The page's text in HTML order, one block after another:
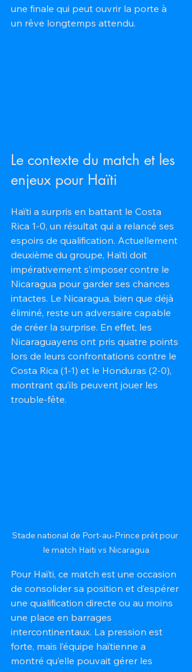
une finale qui peut ouvrir la porte à
un rêve longtemps attendu.
Le contexte du match et les
enjeux pour Haïti
Haïti a surpris en battant le Costa
Rica 1-0, un résultat qui a relancé ses
espoirs de qualification. Actuellement
deuxième du groupe, Haïti doit
impérativement s’imposer contre le
Nicaragua pour garder ses chances
intactes. Le Nicaragua, bien que déjà
éliminé, reste un adversaire capable
de créer la surprise. En effet, les
Nicaraguayens ont pris quatre points
lors de leurs confrontations contre le
Costa Rica (1-1) et le Honduras (2-0),
montrant qu’ils peuvent jouer les
trouble-fête.
Stade national de Port-au-Prince prêt pour
le match Haïti vs Nicaragua
Pour Haïti, ce match est une occasion
de consolider sa position et d’espérer
une qualification directe ou au moins
une place en barrages
intercontinentaux. La pression est
forte, mais l’équipe haïtienne a
montré qu’elle pouvait gérer les